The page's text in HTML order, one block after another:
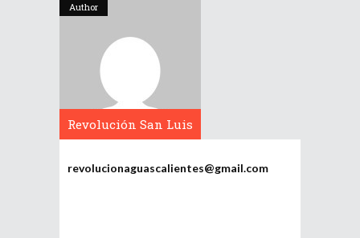
Author
Revolución San Luis
revolucionaguascalientes@gmail.com